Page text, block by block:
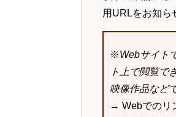
用URLをお知ら
※Webサイト
ト上で閲覧で
映像作品など
→ Webでの